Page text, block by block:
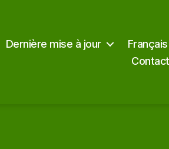
Dernière mise à jour
Français